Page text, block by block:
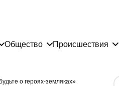
Общество Происшествия
о героях-земляках»